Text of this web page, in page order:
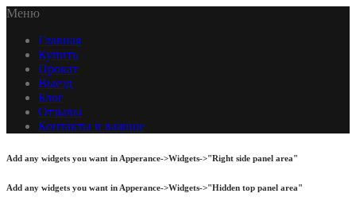
Меню
Главная
Купить
Прокат
Выезд
Блог
Отзывы
Контакты и важное
Add any widgets you want in Apperance->Widgets->"Right side panel area"
Add any widgets you want in Apperance->Widgets->"Hidden top panel area"